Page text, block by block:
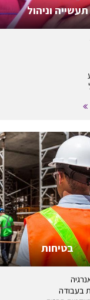
תעשייה וניהול
בטיחות
בעבודה